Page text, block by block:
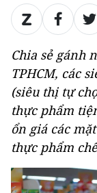
Chia sẻ gánh
TPHCM, các
(siêu thị tự
thực phẩm
ổn giá các
thực phẩm